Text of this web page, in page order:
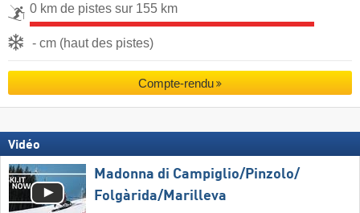
0 km de pistes sur 155 km
- cm (haut des pistes)
Compte-rendu
Vidéo
Madonna di Campiglio/​Pinzolo/​
Folgàrida/​Marilleva